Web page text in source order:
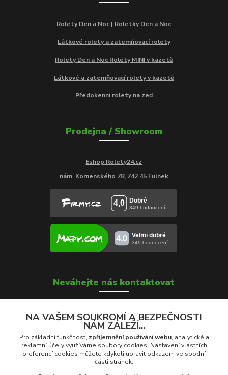
Rolety Den a Noc | Roletky Den a Noc
Látkové rolety a zatemňovací rolety
Rolety Den a Noc Rolety MINI v kazetě
Látkové a zatemňovací rolety v kazetě
Předokenní rolety na zeď
Prodejna / Showroom
Eshop Rolety24.cz
nám. Komenského 78, 742 45 Fulnek
Neváhejte nás kontaktovat
Soňa Škrobánková
+420 739 000 639
Po - Pá: 8:00 - 16:00
prodej@rolety24.cz
NA VAŠEM SOUKROMÍ A BEZPEČNOSTI
NÁM ZÁLEŽÍ...
Pro základní funkčnost, zpříjemnění používání webu, analytické a
reklamní účely využíváme soubory cookies. Nastavení vlastních
preferencí cookies můžete kdykoli upravit odkazem ve spodní
části stránek.